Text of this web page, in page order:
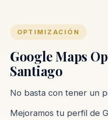
OPTIMIZACIÓN
Google Maps
Santiago
No basta con tener un
Mejoramos tu perfil de